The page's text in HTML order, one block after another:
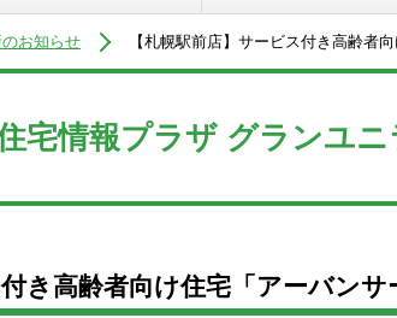
お知らせ 【札幌駅前店】サービス付き高齢者
宅情報プラザ グランユ
き高齢者向け住宅「アーバンサ